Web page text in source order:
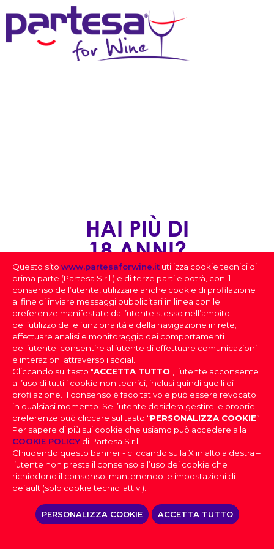
Questo sito www.partesaforwine.it utilizza cookie tecnici di
prima parte (Partesa S.r.l.) e di terze parti e potrà, con il
consenso dell’utente, utilizzare anche cookie di profilazione
al fine di inviare messaggi pubblicitari in linea con le
preferenze manifestate dall’utente stesso nell’ambito
dell’utilizzo delle funzionalità e della navigazione in rete;
effettuare analisi e monitoraggio dei comportamenti
dell’utente; consentire all’utente di effettuare comunicazioni
e interazioni attraverso i social.
Cliccando sul tasto "ACCETTA TUTTO", l’utente acconsente
all’uso di tutti i cookie non tecnici, inclusi quindi quelli di
profilazione. Il consenso è facoltativo e può essere revocato
in qualsiasi momento. Se l’utente desidera gestire le proprie
preferenze può cliccare sul tasto “PERSONALIZZA COOKIE”.
Per sapere di più sui cookie che usiamo può accedere alla
COOKIE POLICY di Partesa S.r.l.
Chiudendo questo banner - cliccando sulla X in alto a destra –
l’utente non presta il consenso all’uso dei cookie che
richiedono il consenso, mantenendo le impostazioni di
default (solo cookie tecnici attivi).
PERSONALIZZA COOKIE ACCETTA TUTTO
Skip
PARTESA s.r.l., società unipersonale, direzione e
coordinamento di Heineken N.V. ai sensi dell’art. 2497 bis
del codice civile, con sede legale in Sesto San Giovanni,
Viale Edison n. 110Capitale sociale Euro 2.550.000,00 i.v.,
Codice Fiscale, nr. di iscrizione al Registro Imprese di Milano
e Partita IVA 09806270154, Email: info@partesa.it
Privacy Policy|Cookies Policy|Impostazioni
Cookies|Codice Etico |Dichiarazione di
HAI PIÙ DI
18 ANNI?
Sì
No